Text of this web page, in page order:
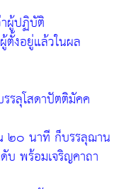
ผู้ปฏิบัติ
งอยู่แล้วในผล
รลุโสดาปัตติมัคค
๒๐ นาที ก็บรรลุฌาน
พร้อมเจริญคาถา